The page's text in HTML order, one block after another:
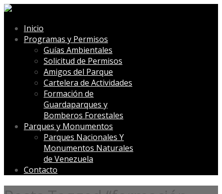
Inicio
Programas y Permisos
Guías Ambientales
Solicitud de Permisos
Amigos del Parque
Cartelera de Actividades
Formación de
Guardaparques y
Bomberos Forestales
Parques y Monumentos
Parques Nacionales Y
Monumentos Naturales
de Venezuela
Contacto